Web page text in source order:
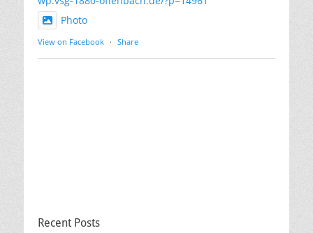
Photo
View on Facebook · Share
Recent Posts